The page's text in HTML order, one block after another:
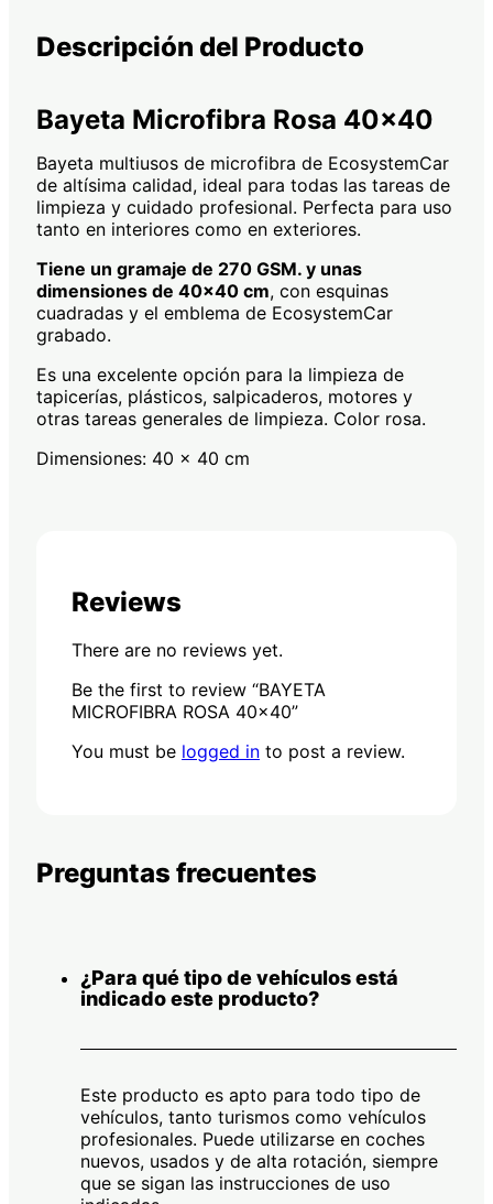
Descripción del Producto
Bayeta Microfibra Rosa 40×40
Bayeta multiusos de microfibra de EcosystemCar
de altísima calidad, ideal para todas las tareas de
limpieza y cuidado profesional. Perfecta para uso
tanto en interiores como en exteriores.
Tiene un gramaje de 270 GSM. y unas
dimensiones de 40×40 cm, con esquinas
cuadradas y el emblema de EcosystemCar
grabado.
Es una excelente opción para la limpieza de
tapicerías, plásticos, salpicaderos, motores y
otras tareas generales de limpieza. Color rosa.
Dimensiones: 40 x 40 cm
Reviews
There are no reviews yet.
Be the first to review “BAYETA
MICROFIBRA ROSA 40×40”
You must be logged in to post a review.
Preguntas frecuentes
¿Para qué tipo de vehículos está
indicado este producto?
Este producto es apto para todo tipo de
vehículos, tanto turismos como vehículos
profesionales. Puede utilizarse en coches
nuevos, usados y de alta rotación, siempre
que se sigan las instrucciones de uso